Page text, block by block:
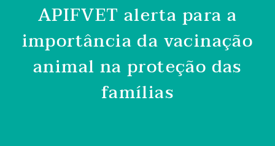
APIFVET alerta para a
importância da vacinação
animal na proteção das
famílias